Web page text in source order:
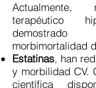
Actualmente,
terapéutico
morbimortalidad
Estatinas, han
y morbilidad CV.
científica